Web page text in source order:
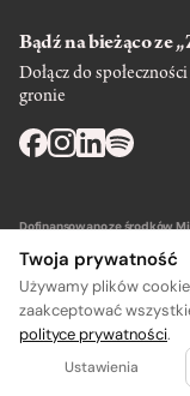
Bądź na bieżąco ze
Dołącz do
gronie
Dofinansowano ze środków
Wydawca: SIW Znak w
Twoja prywatność
Używamy plików
zaakceptować
polityce prywatności.
Ustawienia